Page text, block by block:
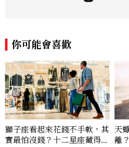
採訪、珠寶市場
你可能會喜歡
獅子座看起來花錢不手軟，其
實最怕沒錢？十二星座藏得最
天
離